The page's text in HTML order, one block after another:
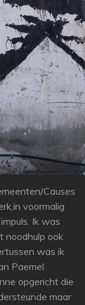
Causes
voormalig
Ik was
noodhulp ook
was ik
Paemel
opgericht die
maar